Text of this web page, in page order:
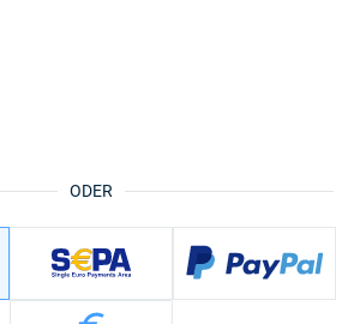
ODER